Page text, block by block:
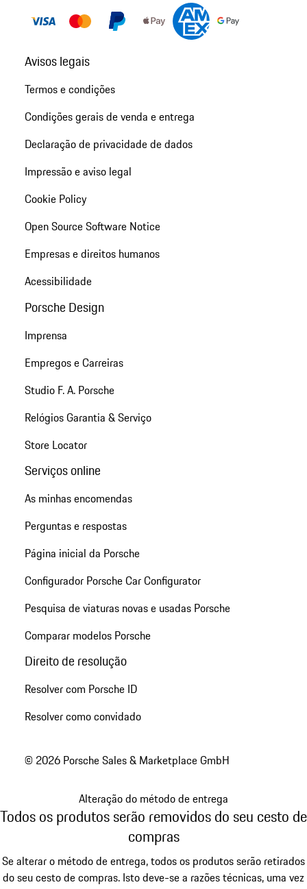
Avisos legais
Termos e condições
Condições gerais de venda e entrega
Declaração de privacidade de dados
Impressão e aviso legal
Cookie Policy
Open Source Software Notice
Empresas e direitos humanos
Acessibilidade
Porsche Design
Imprensa
Empregos e Carreiras
Studio F. A. Porsche
Relógios Garantia & Serviço
Store Locator
Serviços online
As minhas encomendas
Perguntas e respostas
Página inicial da Porsche
Configurador Porsche Car Configurator
Pesquisa de viaturas novas e usadas Porsche
Comparar modelos Porsche
Direito de resolução
Resolver com Porsche ID
Resolver como convidado
© 2026 Porsche Sales & Marketplace GmbH
Alteração do método de entrega
Todos os produtos serão removidos do seu cesto de
compras
Se alterar o método de entrega, todos os produtos serão retirados
do seu cesto de compras. Isto deve-se a razões técnicas, uma vez